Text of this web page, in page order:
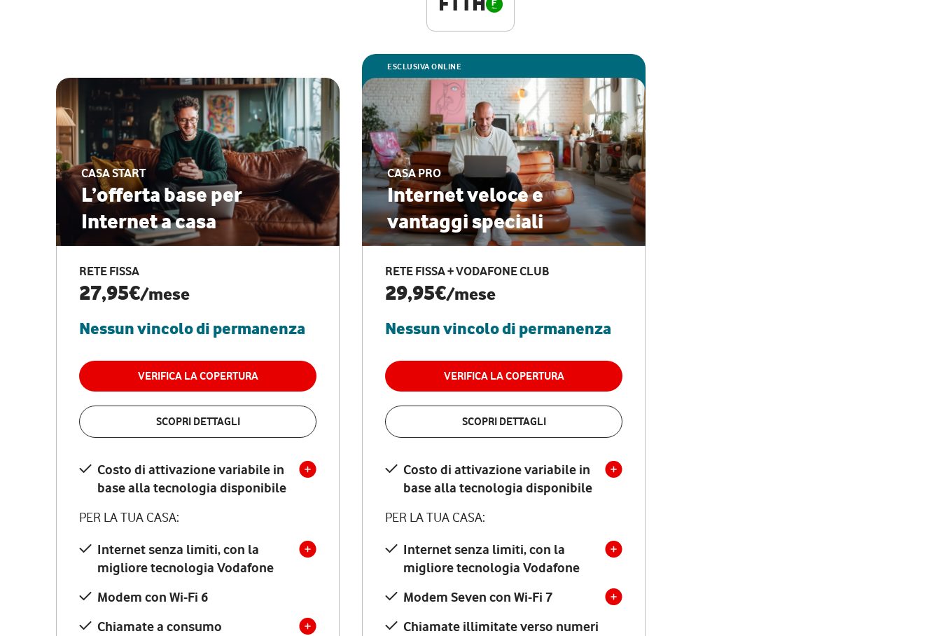
CASA START
L’offerta base per
Internet a casa
RETE FISSA
27,95€/mese
Nessun vincolo di permanenza
VERIFICA LA COPERTURA
SCOPRI DETTAGLI
Costo di attivazione variabile in
base alla tecnologia disponibile
PER LA TUA CASA:
Internet senza limiti, con la
migliore tecnologia Vodafone
Modem con Wi-Fi 6
Chiamate a consumo
ESCLUSIVA ONLINE
CASA PRO
Internet veloce e
vantaggi speciali
RETE FISSA + VODAFONE CLUB
29,95€/mese
Nessun vincolo di permanenza
VERIFICA LA COPERTURA
SCOPRI DETTAGLI
Costo di attivazione variabile in
base alla tecnologia disponibile
PER LA TUA CASA:
Internet senza limiti, con la
migliore tecnologia Vodafone
Modem Seven con Wi-Fi 7
Chiamate illimitate verso numeri